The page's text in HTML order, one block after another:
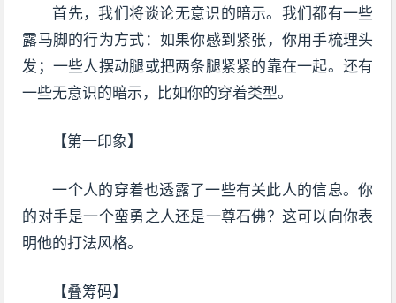
首先，我们将谈论无意识的暗示。我们都有一些
露马脚的行为方式：如果你感到紧张，你用手梳理头
发；一些人摆动腿或把两条腿紧紧的靠在一起。还有
一些无意识的暗示，比如你的穿着类型。
【第一印象】
一个人的穿着也透露了一些有关此人的信息。你
的对手是一个蛮勇之人还是一尊石佛？这可以向你表
明他的打法风格。
【叠筹码】